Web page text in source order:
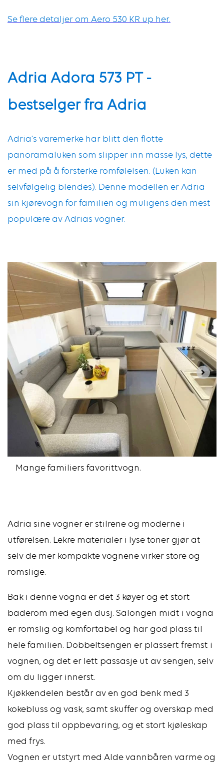
Se flere detaljer om Aero 530 KR up her.
Adria Adora 573 PT -
bestselger fra Adria
Adria's varemerke har blitt den flotte
panoramaluken som slipper inn masse lys, dette
er med på å forsterke romfølelsen. (Luken kan
selvfølgelig blendes). Denne modellen er Adria
sin kjørevogn for familien og muligens den mest
populære av Adrias vogner.
Mange familiers favorittvogn.
Adria sine vogner er stilrene og moderne i
utførelsen. Lekre materialer i lyse toner gjør at
selv de mer kompakte vognene virker store og
romslige.
Bak i denne vogna er det 3 køyer og et stort
baderom med egen dusj. Salongen midt i vogna
er romslig og komfortabel og har god plass til
hele familien. Dobbeltsengen er plassert fremst i
vognen, og det er lett passasje ut av sengen, selv
om du ligger innerst.
Kjøkkendelen består av en god benk med 3
kokebluss og vask, samt skuffer og overskap med
god plass til oppbevaring, og et stort kjøleskap
med frys.
Vognen er utstyrt med Alde vannbåren varme og